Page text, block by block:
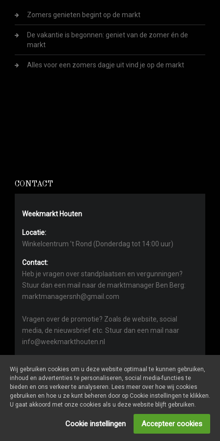
Zomers genieten begint op de markt
De vakantie is begonnen: geniet van de zomer én de
markt
Alles voor een zomers dagje uit vind je op de markt
CONTACT
Weekmarkt Houten
Locatie:
Winkelcentrum ’t Rond (Donderdag tot 14:00 uur)
Contact:
Heb je vragen over standplaatsen en vergunningen?
Stuur dan een mail naar de marktmanager Ben Berg:
marktmanagersnh@gmail.com
Vragen over de promotie? Zoals de website, social
media, de nieuwsbrief etc. Stuur dan een mail naar
info@weekmarkthouten.nl
Weekmarkthouten.nlis een website vanDe Markt Online
ALGEMENE VOORWAARDEN
PRIVACY- EN COOKIEVERKLARING
ONDERNEMERS LOGIN
Wij gebruiken cookies om u deze website optimaal te kunnen gebruiken,
inhoud en advertenties te personaliseren, social media-functies te
bieden en ons verkeer te analyseren. Lees meer over hoe wij cookies
gebruiken en hoe u ze kunt beheren door op Cookie instellingen te klikken.
U gaat akkoord met onze cookies als u deze website blijft gebruiken.
Cookie instellingen Accepteer cookies